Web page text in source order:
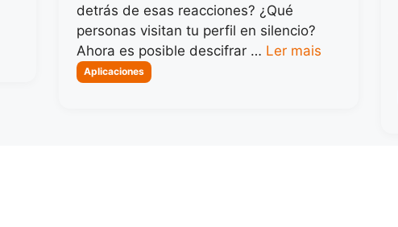
detrás de esas reacciones? ¿Qué
personas visitan tu perfil en silencio?
Ahora es posible descifrar … Ler mais
Categorias
Aplicaciones